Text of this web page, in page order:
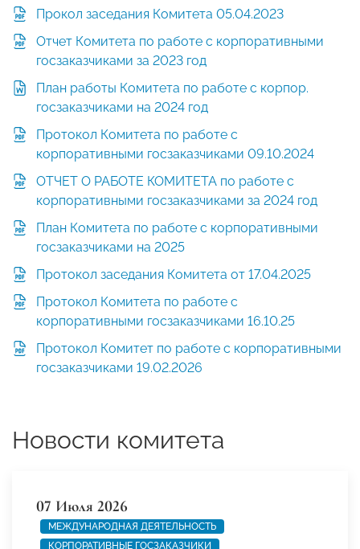
Прокол заседания Комитета 05.04.2023
Отчет Комитета по работе с корпоративными
госзаказчиками за 2023 год
План работы Комитета по работе с корпор.
госзаказчиками на 2024 год
Протокол Комитета по работе с
корпоративными госзаказчиками 09.10.2024
ОТЧЕТ О РАБОТЕ КОМИТЕТА по работе с
корпоративными госзаказчиками за 2024 год
План Комитета по работе с корпоративными
госзаказчиками на 2025
Протокол заседания Комитета от 17.04.2025
Протокол Комитета по работе с
корпоративными госзаказчиками 16.10.25
Протокол Комитет по работе с корпоративными
госзаказчиками 19.02.2026
Новости комитета
07 Июля 2026
МЕЖДУНАРОДНАЯ ДЕЯТЕЛЬНОСТЬ
КОРПОРАТИВНЫЕ ГОСЗАКАЗЧИКИ